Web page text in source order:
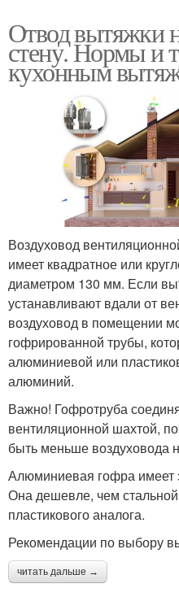
Отвод вытяжки
стену. Нормы и
кухонным
Воздуховод
имеет квадратное или
диаметром 130 мм. Если
устанавливают вдали от
воздуховод в помещении
гофрированной трубы,
алюминиевой или
алюминий.
Важно! Гофротруба
вентиляционной шахтой,
быть меньше воздуховода
Алюминиевая гофра имеет
Она дешевле, чем
пластикового аналога.
Рекомендации по выбору
читать дальше →